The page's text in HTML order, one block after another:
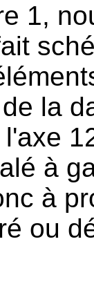
1,
la
à
à
ou